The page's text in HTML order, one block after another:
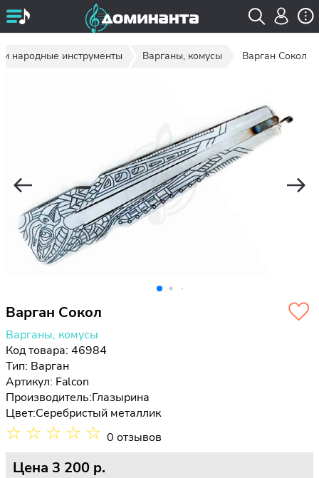
и народные инструменты Варганы, комусы Варган Сокол
Варган Сокол
Варганы, комусы
Код товара: 46984
Тип: Варган
Артикул: Falcon
Производитель:Глазырина
Цвет:Серебристый металлик
☆ ☆ ☆ ☆ ☆ 0 отзывов
Цена 3 200 p.